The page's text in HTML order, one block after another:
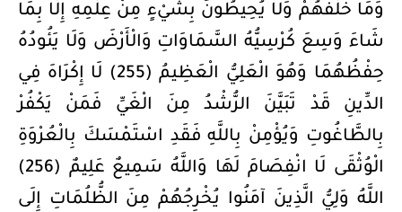
وَمَا خَلْفَهُمْ وَلَا يُحِيطُونَ بِشَيْءٍ مِنْ عِلْمِهِ إِلَّا بِمَا
شَاءَ وَسِعَ كُرْسِيُّهُ السَّمَاوَاتِ وَالْأَرْضَ وَلَا يَئُودُهُ
حِفْظُهُمَا وَهُوَ الْعَلِيُّ الْعَظِيمُ (255) لَا إِكْرَاهَ فِي
الدِّينِ قَدْ تَبَيَّنَ الرُّشْدُ مِنَ الْغَيِّ فَمَنْ يَكْفُرْ
بِالطَّاغُوتِ وَيُؤْمِنْ بِاللَّهِ فَقَدِ اسْتَمْسَكَ بِالْعُرْوَةِ
الْوُثْقَى لَا انْفِصَامَ لَهَا وَاللَّهُ سَمِيعٌ عَلِيمٌ (256)
اللَّهُ وَلِيُّ الَّذِينَ آمَنُوا يُخْرِجُهُمْ مِنَ الظُّلُمَاتِ إِلَى